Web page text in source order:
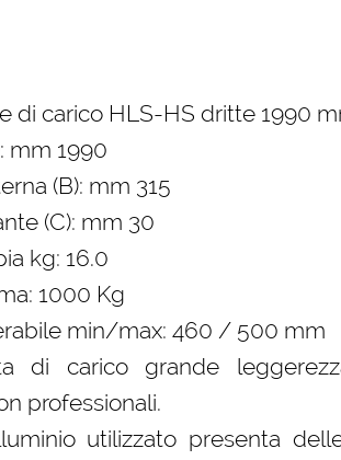
di carico HLS-HS dritte 1990
mm 1990
(B): mm 315
(C): mm 30
kg: 16.0
1000 Kg
min/max: 460 / 500 mm
di carico grande
professionali.
utilizzato presenta